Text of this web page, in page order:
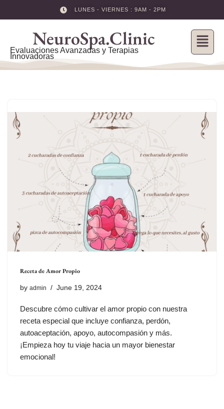
LUNES - VIERNES : 9AM - 2PM
NeuroSpa.Clinic
Evaluaciones Avanzadas y Terapias
Innovadoras
Receta de Amor Propio
by admin June 19, 2024
Descubre cómo cultivar el amor propio con nuestra
receta especial que incluye confianza, perdón,
autoaceptación, apoyo, autocompasión y más.
¡Empieza hoy tu viaje hacia un mayor bienestar
emocional!